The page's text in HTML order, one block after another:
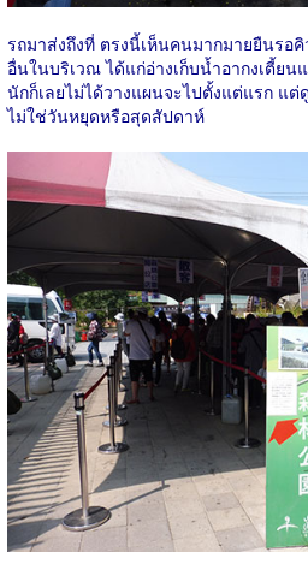
รถมาส่งถึงที่ ตรงนี้เห็นคนมากมายยืนรอคิ
อื่นในบริเวณ ได้แก่อ่างเก็บน้ำอากงเตี้ย
นักก็เลยไม่ได้วางแผนจะไปตั้งแต่แรก แ
ไม่ใช่วันหยุดหรือสุดสัปดาห์